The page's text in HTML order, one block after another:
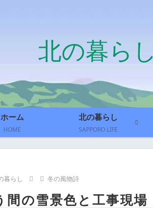
北の暮ら
ホーム
HOME
北の暮らし
SAPPORO LIFE
暮らし 冬の風物詩
間の雪景色と工事現場